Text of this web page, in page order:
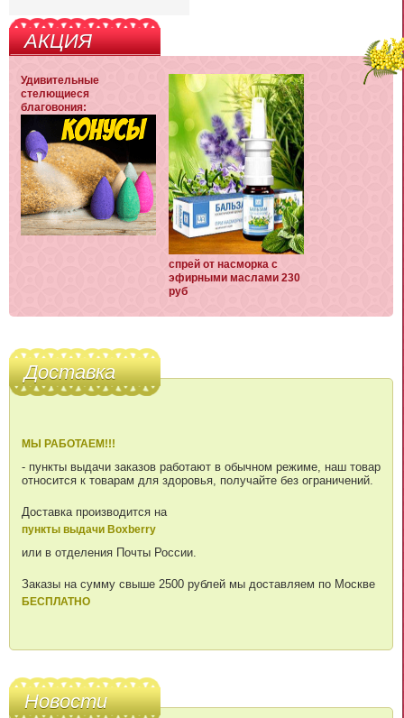
АКЦИЯ
Удивительные
стелющиеся
благовония:
спрей от насморка с
эфирными маслами 230
руб
Доставка
МЫ РАБОТАЕМ!!!
- пункты выдачи заказов работают в обычном режиме, наш товар
относится к товарам для здоровья, получайте без ограничений.
Доставка производится на
пункты выдачи Boxberry
или в отделения Почты России.
Заказы на сумму свыше 2500 рублей мы доставляем по Москве
БЕСПЛАТНО
Новости